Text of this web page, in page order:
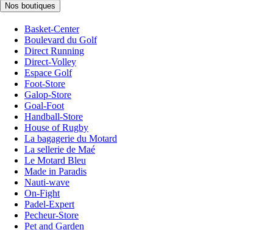
Nos boutiques
Basket-Center
Boulevard du Golf
Direct Running
Direct-Volley
Espace Golf
Foot-Store
Galop-Store
Goal-Foot
Handball-Store
House of Rugby
La bagagerie du Motard
La sellerie de Maé
Le Motard Bleu
Made in Paradis
Nauti-wave
On-Fight
Padel-Expert
Pecheur-Store
Pet and Garden